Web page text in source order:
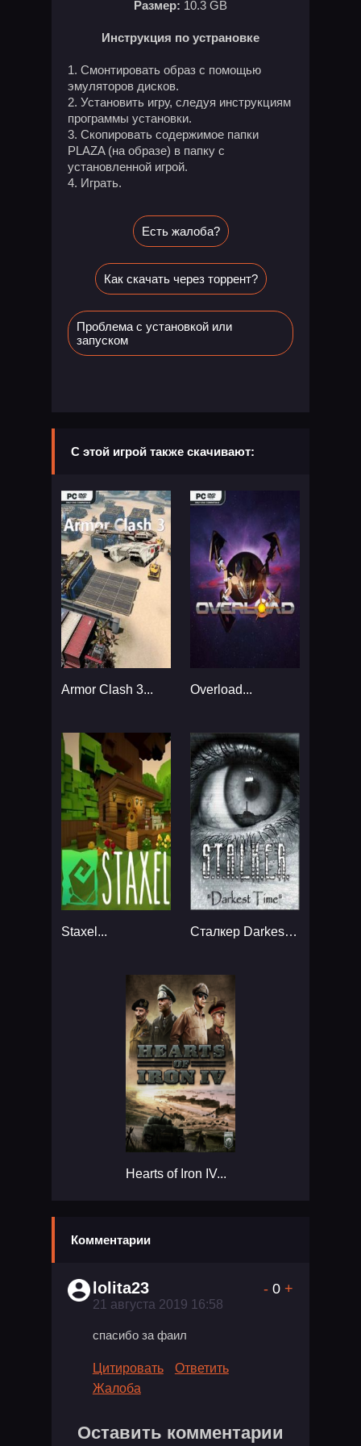
Размер: 10.3 GB
Инструкция по устрановке
Смонтировать образ с помощью
эмуляторов дисков.
Установить игру, следуя инструкциям
программы установки.
Скопировать содержимое папки
PLAZA (на образе) в папку с
установленной игрой.
Играть.
Есть жалоба?
Как скачать через торрент?
Проблема с установкой или
запуском
С этой игрой также скачивают:
Armor Clash 3... Overload...
Staxel... Сталкер Darkest Time: Extended...
Hearts of Iron IV...
Комментарии
lolita23
21 августа 2019 16:58
спасибо за фаил
Цитировать
Ответить
Жалоба
- 0 +
Оставить комментарии